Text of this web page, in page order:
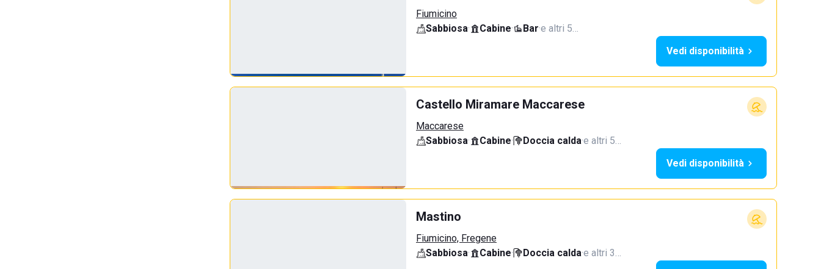
Fiumicino
Sabbiosa· Cabine· Bar·e altri 5…
Vedi disponibilità
Castello Miramare Maccarese
Maccarese
Sabbiosa· Cabine· Doccia calda·e altri 5…
Vedi disponibilità
Mastino
Fiumicino, Fregene
Sabbiosa· Cabine· Doccia calda·e altri 3…